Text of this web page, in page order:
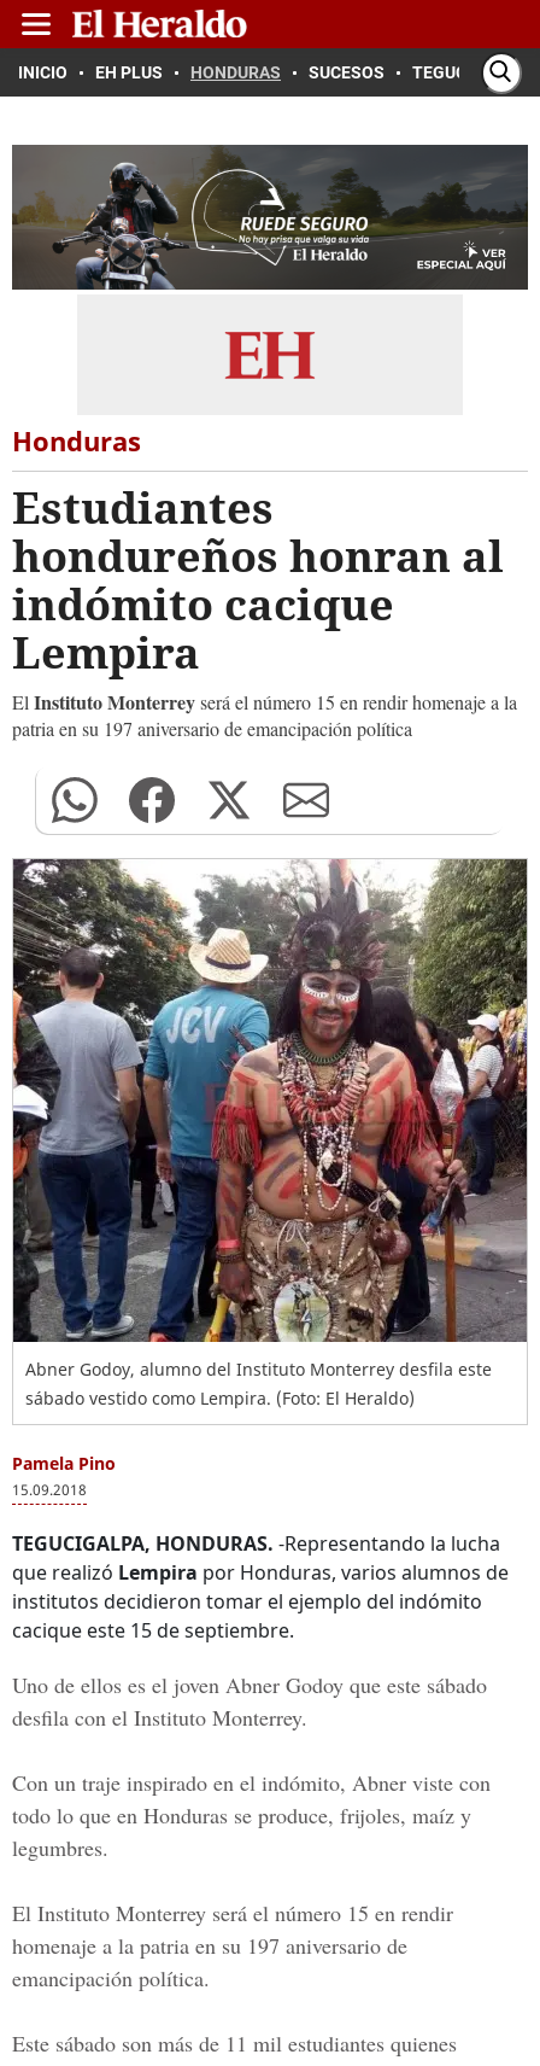
INICIO EH PLUS HONDURAS SUCESOS TEGUCIGALPA
Honduras
Estudiantes
hondureños honran al
indómito cacique
Lempira
El Instituto Monterreyserá el número 15 en rendir homenaje a la
patria en su 197 aniversario de emancipación política
Abner Godoy, alumno del Instituto Monterrey desfila este
sábado vestido como Lempira. (Foto: El Heraldo)
Pamela Pino
15.09.2018
TEGUCIGALPA, HONDURAS. -Representando la lucha
que realizó Lempira por Honduras, varios alumnos de
institutos decidieron tomar el ejemplo del indómito
cacique este 15 de septiembre.
Uno de ellos es el joven Abner Godoy que este sábado
desfila con el Instituto Monterrey.
Con un traje inspirado en el indómito, Abner viste con
todo lo que en Honduras se produce, frijoles, maíz y
legumbres.
El Instituto Monterrey será el número 15 en rendir
homenaje a la patria en su 197 aniversario de
emancipación política.
Este sábado son más de 11 mil estudiantes quienes